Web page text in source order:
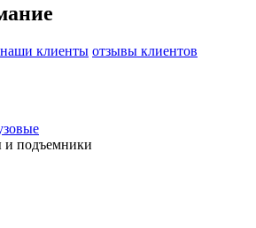
наши клиенты отзывы клиентов
и подъемники